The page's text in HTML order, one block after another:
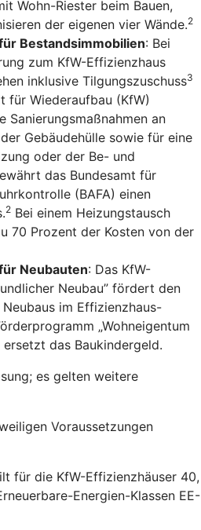
Wohn-Riester beim Bauen,
der eigenen vier Wände.2
Bestandsimmobilien: Bei
zum KfW-Effizienzhaus
inklusive Tilgungszuschuss3
für Wiederaufbau (KfW)
Sanierungsmaßnahmen an
Gebäudehülle sowie für eine
oder der Be- und
das Bundesamt für
(BAFA) einen
2 Bei einem Heizungstausch
70 Prozent der Kosten von der
Neubauten: Das KfW-
Neubau” fördert den
im Effizienzhaus-
„Wohneigentum
ersetzt das Baukindergeld.
es gelten weitere
Voraussetzungen
für die KfW-Effizienzhäuser 40,
Energien-Klassen EE-